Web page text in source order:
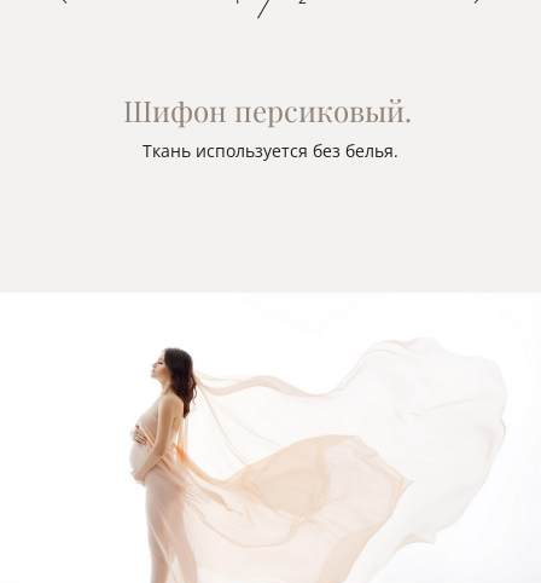
Шифон персиковый.
Ткань используется без белья.